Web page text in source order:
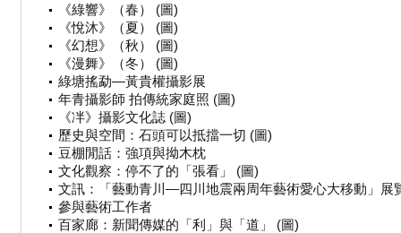
《綠響》（春） (圖)
《悅沐》（夏） (圖)
《幻想》（秋） (圖)
《漫舞》（冬） (圖)
綠塘搖勐—黃貴權攝影展
年青攝影師 拍傳統家庭照 (圖)
《冸》攝影文化誌 (圖)
歷史與空間：石頭可以抵擋一切 (圖)
豆棚閒話：強項與拗木枕
文化觀察：停不了的「張看」 (圖)
文訊：「藝動青川—四川地震兩周年藝術愛心大移動」展
參與藝術工作者
百家廊：新聞傳媒的「利」與「道」 (圖)